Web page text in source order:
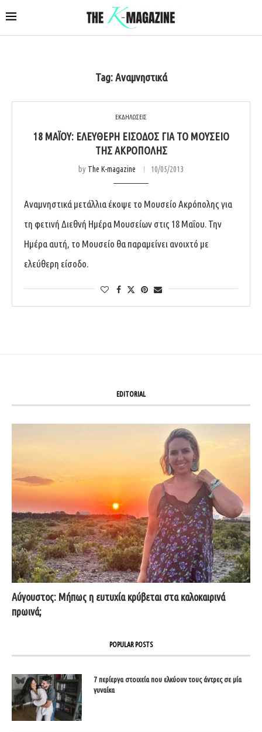
Tag:Αναμνηστικά
ΕΚΔΗΛΩΣΕΙΣ
18 ΜΑΪΟΥ: ΕΛΕΥΘΕΡΗ ΕΊΣΟΔΟΣ ΓΙΑ ΤΟ ΜΟΥΣΕΊΟ
ΤΗΣ ΑΚΡΌΠΟΛΗΣ
by The K-magazine 10/05/2013
Αναμνηστικά μετάλλια έκοψε το Μουσείο Ακρόπολης για
τη φετινή Διεθνή Ημέρα Μουσείων στις 18 Μαΐου. Την
Ημέρα αυτή, το Μουσείο θα παραμείνει ανοιχτό με
ελεύθερη είσοδο.
EDITORIAL
Αύγουστος: Μήπως η ευτυχία κρύβεται στα καλοκαιρινά
πρωινά;
POPULAR POSTS
7 περίεργα στοιχεία που ελκύουν τους άντρες σε μία
γυναίκα